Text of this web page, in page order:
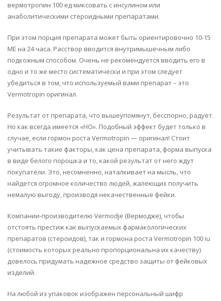
вермотропин 100 ед миксовать с инсулином или
анаболитическими стероидными препаратами.
При этом порция препарата может быть ориентировочно 10-15
МЕ на 24 часа. Расствор вводится внутримышечным либо
подкожным способом. Очень не рекомендуется вводить его в
одно и то же место систематически и при этом следует
убедиться в том, что используемый вами препарат – это
Vermotropin оригинал.
Результат от препарата, что вышеупомянут, бесспорно, радует.
Но как всегда имеется «НО». Подобный эффект будет только в
случае, если гормон роста Vermotropin — оригинал! Стоит
учитывать такие факторы, как цена препарата, форма выпуска
в виде белого порошка и то, какой результат от него ждут
покупатели. Это, несомненно, наталкивает на мысль, что
найдется огромное количество людей, жалеющих получить
немалую выгоду, производя некачественные фейки.
Компании-производителю Vermodje (Вермодже), чтобы
отстоять престиж как выпускаемых фармакологических
препаратов (стероидов), так и гормона роста Vermotropin 100 iu
(стоимость которых реально пропорциональна их качеству)
довелось придумать надежное средство защиты от фейковых
изделий.
На любой из упаковок изображен персональный шифр